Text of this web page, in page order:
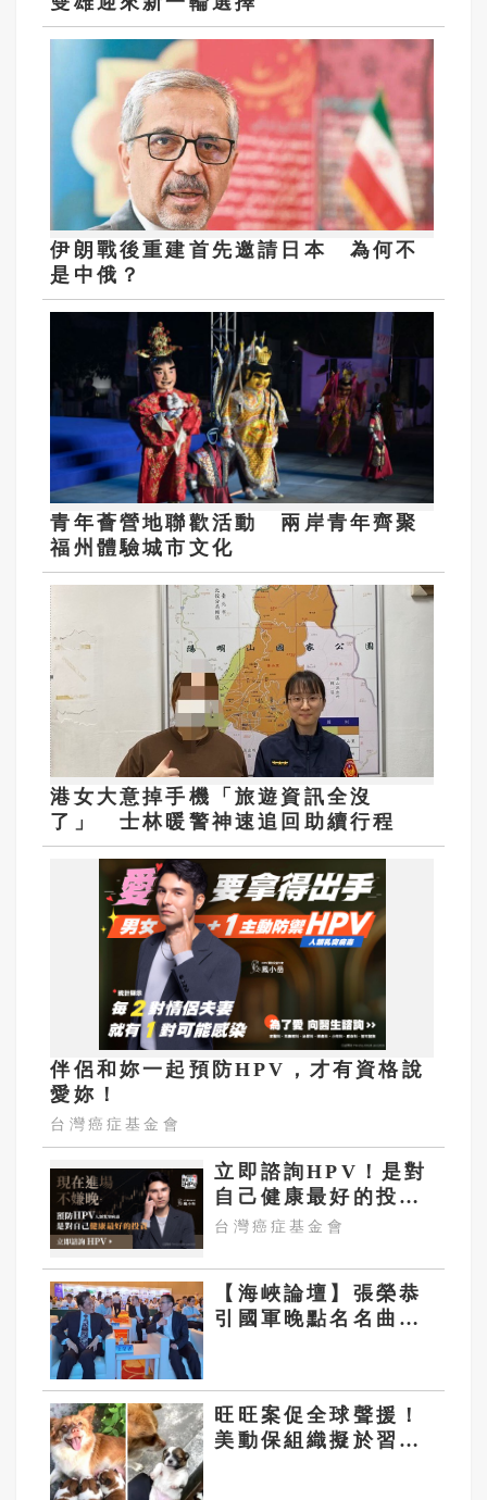
伊朗戰後重建首先邀請日本 為何不
是中俄？
青年薈營地聯歡活動 兩岸青年齊聚
福州體驗城市文化
港女大意掉手機「旅遊資訊全沒
了」 士林暖警神速追回助續行程
伴侶和妳一起預防HPV，才有資格說
愛妳！
台灣癌症基金會
立即諮詢HPV！是對
自己健康最好的投
資，把握現在不嫌
台灣癌症基金會
【海峽論壇】張榮恭
引國軍晚點名名曲
一家、中華一體」
旺旺案促全球聲援！
美動保組織擬於習近